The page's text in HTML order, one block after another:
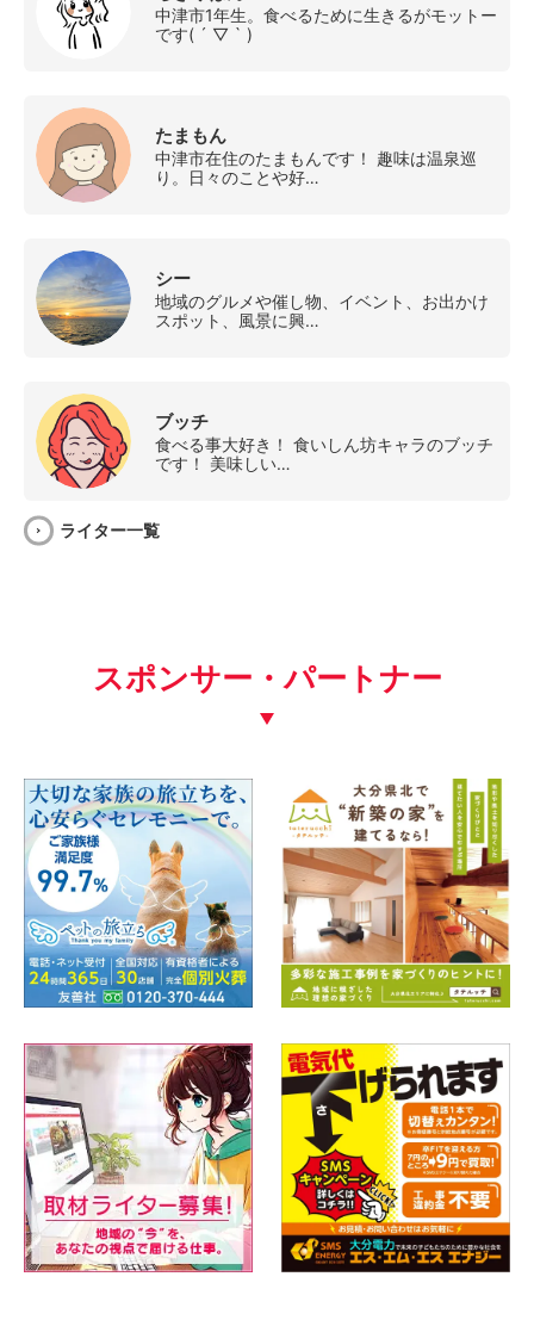
中津市1年生。食べるために生きるがモットー
です( ´ ▽ ` )
たまもん
中津市在住のたまもんです！ 趣味は温泉巡
り。日々のことや好…
シー
地域のグルメや催し物、イベント、お出かけ
スポット、風景に興…
ブッチ
食べる事大好き！ 食いしん坊キャラのブッチ
です！ 美味しい…
ライター一覧
スポンサー・パートナー